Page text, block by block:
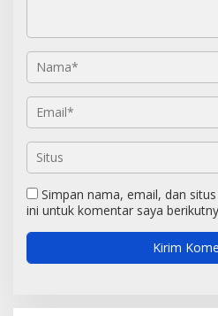
Simpan nama, email, dan
ini untuk komentar saya